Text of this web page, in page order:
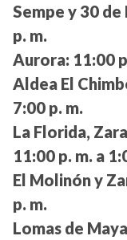
Sempe y 30
p. m.
Aurora: 11:00
Aldea El
7:00 p. m.
La Florida,
11:00 p. m. a
El Molinón y
p. m.
Lomas de